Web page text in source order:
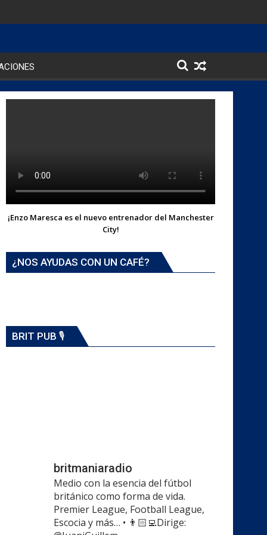
¡Enzo Maresca es el nuevo entrenador del Manchester
City!
¿NOS AYUDAS CON UN CAFÉ?
BRIT PUB 🎙️
britmaniaradio
Medio con la esencia del fútbol
británico como forma de vida.
Premier League, Football League,
Escocia y más… • 👨🏻‍💻Dirige: